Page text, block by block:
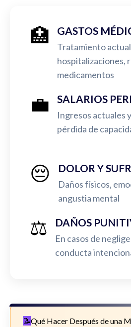
🏥 GASTOS
Tratamiento
hospitalizaciones,
medicamentos
💼 SALARIOS
Ingresos actuales
pérdida de
😔 DOLOR Y
Daños físicos,
angustia mental
⚖️ DAÑOS
En casos de
conducta
Qué Hacer Después de una